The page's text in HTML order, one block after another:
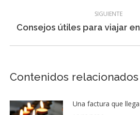
SIGUIENTE
Entrada
Consejos útiles para viajar
Contenidos relacionados
Una factura que